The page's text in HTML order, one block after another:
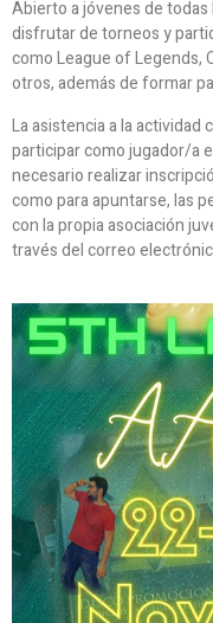
Abierto a jóvenes de
disfrutar de torneos y
como League of Legends,
otros, además de formar
La asistencia a la actividad
participar como jugador/a
necesario realizar
como para apuntarse, las
con la propia asociación
través del correo